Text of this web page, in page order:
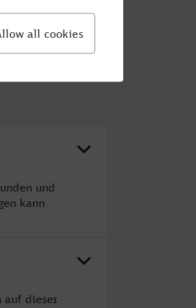
und
kann
auf dieser